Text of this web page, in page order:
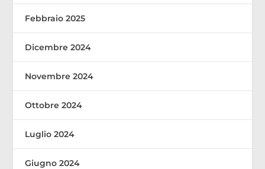
Febbraio 2025
Dicembre 2024
Novembre 2024
Ottobre 2024
Luglio 2024
Giugno 2024